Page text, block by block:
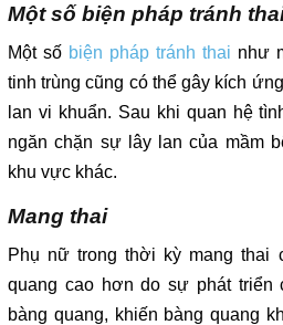
Một số biện pháp tránh
Một số biện pháp tránh thai như
tinh trùng cũng có thể gây kích
lan vi khuẩn. Sau khi quan hệ
ngăn chặn sự lây lan của mầm
khu vực khác.
Mang thai
Phụ nữ trong thời kỳ mang thai
quang cao hơn do sự phát triển
bàng quang, khiến bàng quang